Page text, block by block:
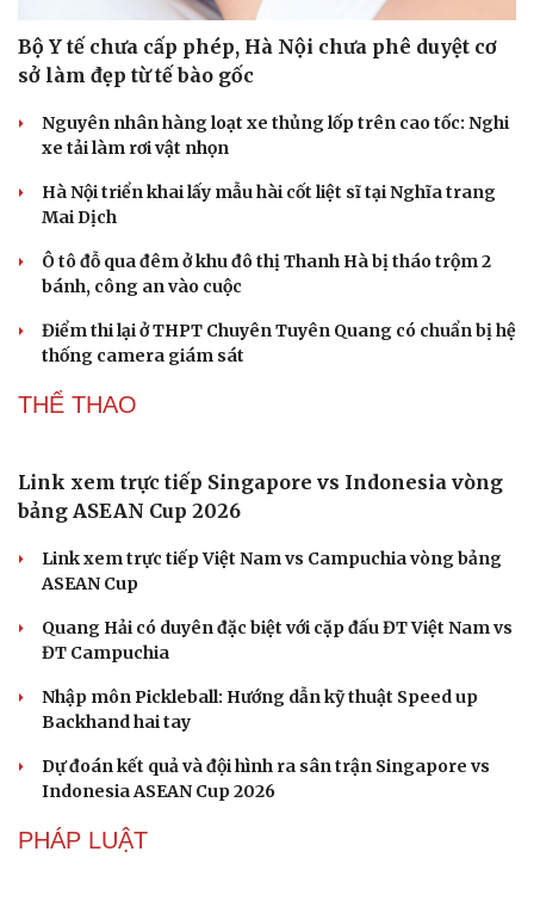
Cải chính
Mitsubishi Destinator giảm giá gần 80 triệu đồng,
quyết đấu CX-5 và Tucson
Khu vực sạc xe điện chung cư cần đáp ứng những quy
"Huyền thoại" Mitsubishi Pajero tái sinh: Khung gầm
XÃ HỘI
Bộ Y tế chưa cấp phép, Hà Nội chưa phê duyệt cơ
sở làm đẹp từ tế bào gốc
Nguyên nhân hàng loạt xe thủng lốp trên cao tốc: Nghi
xe tải làm rơi vật nhọn
Hà Nội triển khai lấy mẫu hài cốt liệt sĩ tại Nghĩa trang
Mai Dịch
Ô tô đỗ qua đêm ở khu đô thị Thanh Hà bị tháo trộm 2
bánh, công an vào cuộc
Điểm thi lại ở THPT Chuyên Tuyên Quang có chuẩn bị hệ